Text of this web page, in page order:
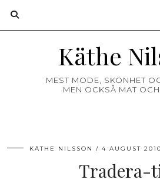
Käthe
MEST MODE, SKÖNHET
MEN OCKSÅ MAT
KÄTHE NILSSON 4 AUGUST 2010
Tradera-